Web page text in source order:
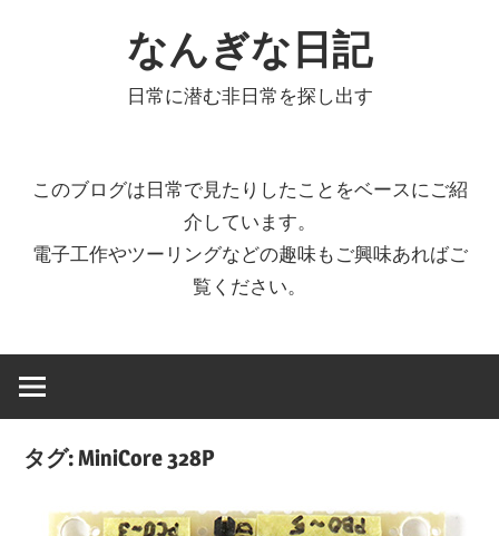
なんぎな日記
日常に潜む非日常を探し出す
このブログは日常で見たりしたことをベースにご紹
介しています。
電子工作やツーリングなどの趣味もご興味あればご
覧ください。
タグ:MiniCore 328P